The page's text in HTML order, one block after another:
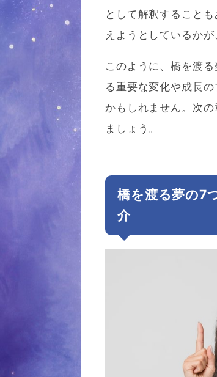
として解釈すること
えようとしているか
このように、橋を渡
る重要な変化や成長
かもしれません。次
ましょう。
橋を渡る夢の7
介